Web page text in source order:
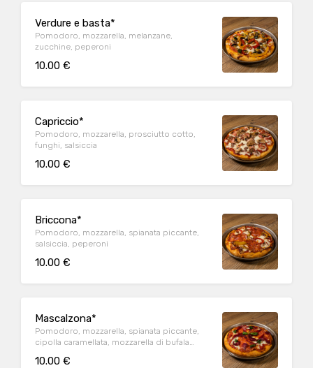
Verdure e basta*
Pomodoro, mozzarella, melanzane,
zucchine, peperoni
10.00 €
Capriccio*
Pomodoro, mozzarella, prosciutto cotto,
funghi, salsiccia
10.00 €
Briccona*
Pomodoro, mozzarella, spianata piccante,
salsiccia, peperoni
10.00 €
Mascalzona*
Pomodoro, mozzarella, spianata piccante,
cipolla caramellata, mozzarella di bufala
10.00 €